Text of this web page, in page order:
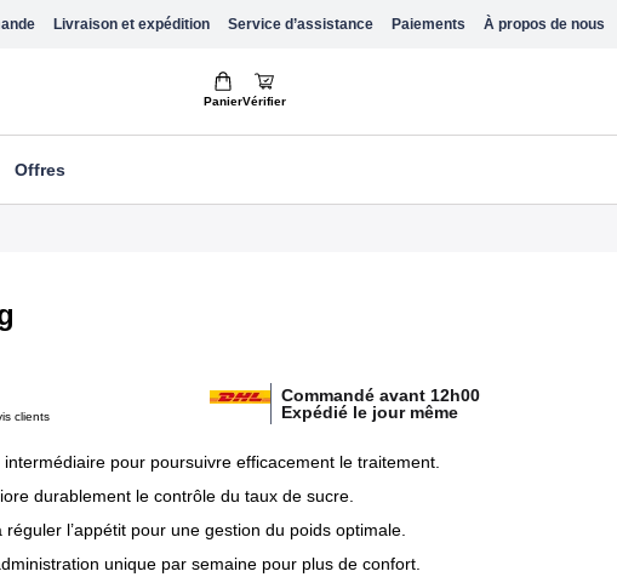
Livraison et expédition Service d’assistance Paiements À propos de nous
PanierVérifier
Offres
clients
Commandé avant 12h00
Expédié le jour même
intermédiaire pour poursuivre efficacement le traitement.
durablement le contrôle du taux de sucre.
réguler l’appétit pour une gestion du poids optimale.
unique par semaine pour plus de confort.